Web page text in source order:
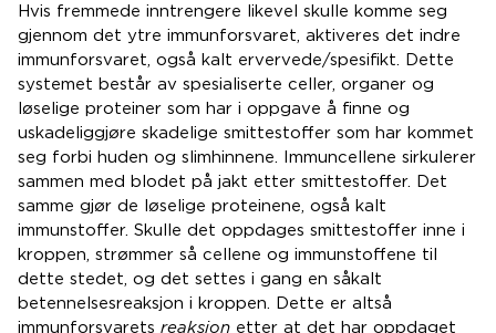
Hvis fremmede inntrengere likevel skulle komme seg
gjennom det ytre immunforsvaret, aktiveres det indre
immunforsvaret, også kalt ervervede/spesifikt. Dette
systemet består av spesialiserte celler, organer og
løselige proteiner som har i oppgave å finne og
uskadeliggjøre skadelige smittestoffer som har kommet
seg forbi huden og slimhinnene. Immuncellene sirkulerer
sammen med blodet på jakt etter smittestoffer. Det
samme gjør de løselige proteinene, også kalt
immunstoffer. Skulle det oppdages smittestoffer inne i
kroppen, strømmer så cellene og immunstoffene til
dette stedet, og det settes i gang en såkalt
betennelsesreaksjon i kroppen. Dette er altså
immunforsvarets reaksjon etter at det har oppdaget